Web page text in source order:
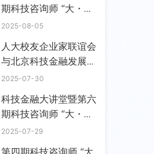
期科技咨询师 “大・
家” 谈成功举办
2025-08-05
人大校友企业家联谊会
与北京科技金融发展服
务中心战略与政策研究
2025-07-30
科技金融大讲堂暨第六
期科技咨询师 “大・
家” 谈成功举办
2025-07-29
第四期科技咨询师 “大